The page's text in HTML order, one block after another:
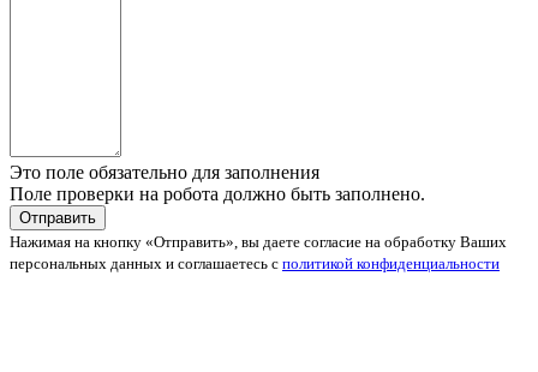
Это поле обязательно для заполнения
Поле проверки на робота должно быть заполнено.
Нажимая на кнопку «Отправить», вы даете согласие на обработку Ваших
персональных данных и соглашаетесь с политикой конфиденциальности